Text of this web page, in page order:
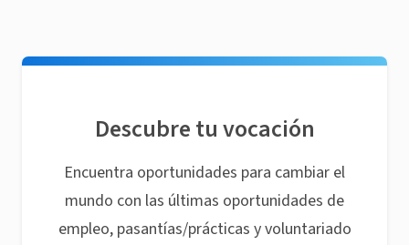
Descubre tu vocación
Encuentra oportunidades para cambiar el
mundo con las últimas oportunidades de
empleo, pasantías/prácticas y voluntariado